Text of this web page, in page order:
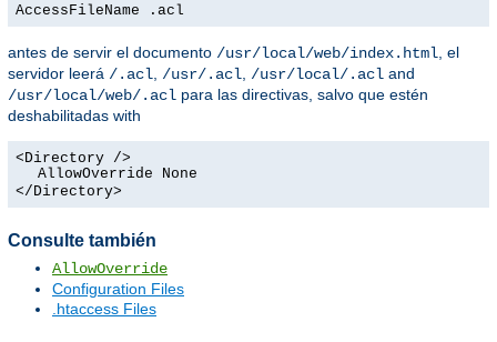
AccessFileName .acl
antes de servir el documento /usr/local/web/index.html , el
servidor leerá /.acl /usr/.acl /usr/local/.acl and
/usr/local/web/.acl para las directivas, salvo que estén
deshabilitadas with
<Directory />
AllowOverride None
</Directory>
Consulte también
AllowOverride
Configuration Files
.htaccess Files